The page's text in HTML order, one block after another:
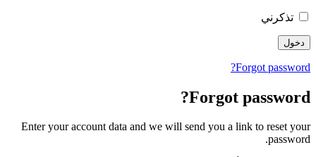
تذكرني
Forgot password?
Forgot password?
Enter your account data and we will send you a link to reset your
password.